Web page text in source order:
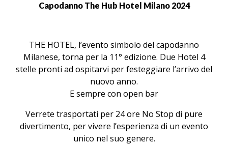
Capodanno The Hub Hotel Milano 2024
THE HOTEL, l’evento simbolo del capodanno
Milanese, torna per la 11° edizione. Due Hotel 4
stelle pronti ad ospitarvi per festeggiare l’arrivo del
nuovo anno.
E sempre con open bar
Verrete trasportati per 24 ore No Stop di pure
divertimento, per vivere l’esperienza di un evento
unico nel suo genere.